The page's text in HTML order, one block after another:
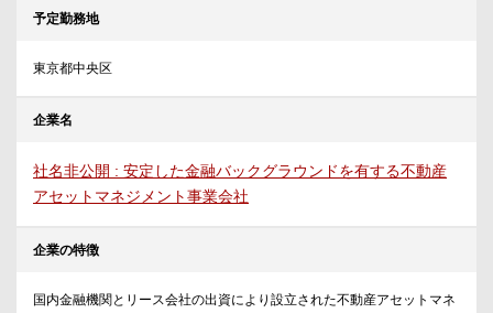
予定勤務地
東京都中央区
企業名
社名非公開 : 安定した金融バックグラウンドを有する不動産
アセットマネジメント事業会社
企業の特徴
国内金融機関とリース会社の出資により設立された不動産アセットマネ